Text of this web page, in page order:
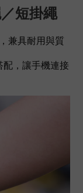
短掛繩
兼具耐用與質
配，讓手機連接